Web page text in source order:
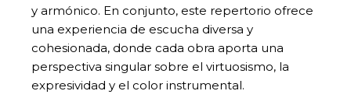
y armónico. En conjunto, este repertorio ofrece
una experiencia de escucha diversa y
cohesionada, donde cada obra aporta una
perspectiva singular sobre el virtuosismo, la
expresividad y el color instrumental.